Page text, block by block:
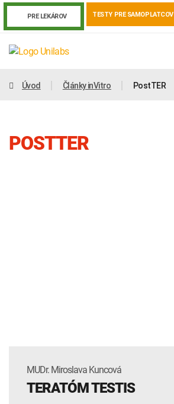
PRE LEKÁROV TESTY PRE SAMOPLATCOV
Úvod Články inVitro PostTER
POSTTER
MUDr. Miroslava Kuncová
TERATÓM TESTIS